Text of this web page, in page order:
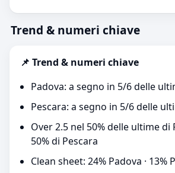
Trend & numeri chiave
📌 Trend & numeri chiave
Padova: a segno in 5/6 delle
Pescara: a segno in 5/6 delle
Over 2.5 nel 50% delle ultime di
50% di Pescara
Clean sheet: 24% Padova · 13%